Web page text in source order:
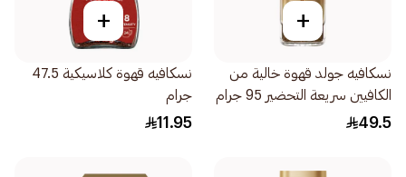
+
نسكافيه جولد قهوة خالية من
الكافيين سريعة التحضير 95 جرام
49.5
+
نسكافيه قهوة كلاسيكية 47.5
جرام
11.95